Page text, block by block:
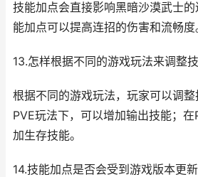
技能加点会直接影响黑暗沙漠武士
能加点可以提高连招的伤害和流畅度
13.怎样根据不同的游戏玩法来调整技
根据不同的游戏玩法，玩家可以调
PVE玩法下，可以增加输出技能；
加生存技能。
14.技能加点是否会受到游戏版本更新